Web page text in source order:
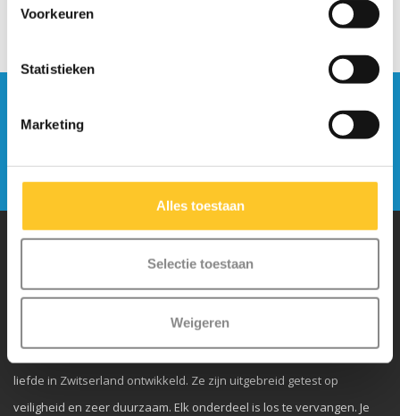
Voorkeuren
Statistieken
Marketing
Alles toestaan
Selectie toestaan
Weigeren
Blijf op de hoogte en schrijf je in voor onze
nieuwsbrief
Verstuur
Waarom Micro Step?
Micro Mobility is de uitvinder van de compacte vouwstep en de
iconische 3-wielige step. Al onze steps worden met veel aandacht en
liefde in Zwitserland ontwikkeld. Ze zijn uitgebreid getest op
veiligheid en zeer duurzaam. Elk onderdeel is los te vervangen. Je